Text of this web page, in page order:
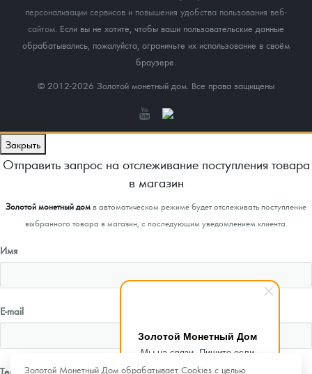
Золотой Монетный Дом
Мы на связи. Пишите если
возникнут любые вопросы.
персонализации сервисов и повышения удобства пользования веб-
сайтом. Если вы не хотите, чтобы ваши пользовательские данные
обрабатывались, пожалуйста, ограничьте их использование в своём
браузере.
© 2012-2026 Золотой монетный дом. Все права защищены
Золотой Монетный Дом обрабатывает Cookies с целью
Закрыть
Отправить запрос на отслеживание поступления товара
в магазин
Золотой монетный домв автоматическом режиме будет отслеживать поступление
выбранного товара в магазин, с последующим уведомлением клиента.
Имя
E-mail